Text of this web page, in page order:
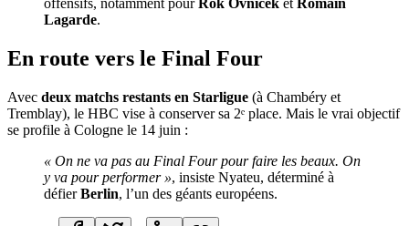
Lagarde.
En route vers le Final Four
Avec deux matchs restants en Starligue (à Chambéry et
Tremblay), le HBC vise à conserver sa 2ᵉ place. Mais le vrai objectif
se profile à Cologne le 14 juin :
« On ne va pas au Final Four pour faire les beaux. On
y va pour performer », insiste Nyateu, déterminé à
défierBerlin, l’un des géants européens.